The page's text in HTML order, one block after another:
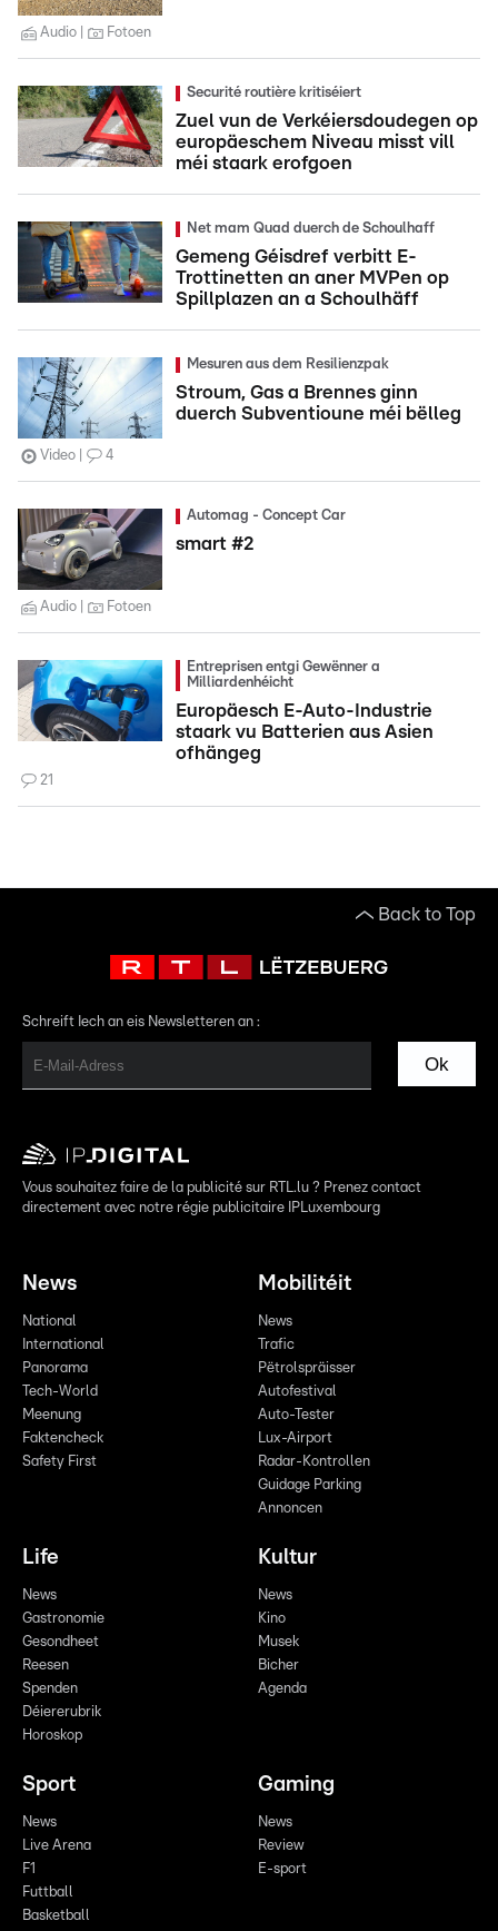
Audio Fotoen
Securité routière kritiséiert
Zuel vun de Verkéiersdoudegen op
europäeschem Niveau misst vill
méi staark erofgoen
Net mam Quad duerch de Schoulhaff
Gemeng Géisdref verbitt E-
Trottinetten an aner MVPen op
Spillplazen an a Schoulhäff
Mesuren aus dem Resilienzpak
Stroum, Gas a Brennes ginn
duerch Subventioune méi bëlleg
Video 4
Automag - Concept Car
smart #2
Audio Fotoen
Entreprisen entgi Gewënner a
Milliardenhéicht
Europäesch E-Auto-Industrie
staark vu Batterien aus Asien
ofhängeg
21
Back to Top
Schreift Iech an eis Newsletteren an :
Ok
Vous souhaitez faire de la publicité sur RTL.lu ? Prenez contact
directement avec notre régie publicitaire IPLuxembourg
News
National
International
Panorama
Tech-World
Meenung
Faktencheck
Safety First
Mobilitéit
News
Trafic
Pëtrolspräisser
Autofestival
Auto-Tester
Lux-Airport
Radar-Kontrollen
Guidage Parking
Annoncen
Life
News
Gastronomie
Gesondheet
Reesen
Spenden
Déiererubrik
Horoskop
Kultur
News
Kino
Musek
Bicher
Agenda
Sport
News
Live Arena
F1
Futtball
Basketball
Gaming
News
Review
E-sport